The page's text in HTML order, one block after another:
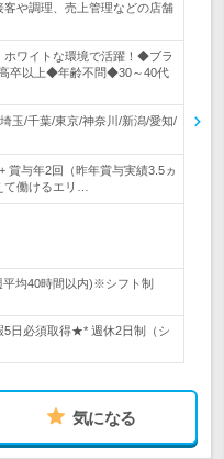
や調理、売上管理などの店舗
ホワイトな環境で活躍！◆ブラ
卒以上◆年齢不問◆30～40代
玉/千葉/東京/神奈川/新潟/愛知/
賞与年2回（昨年賞与実績3.5ヵ
て働けるエリ…
均40時間以内)※シフト制
日必須取得★* 週休2日制（シ
気になる